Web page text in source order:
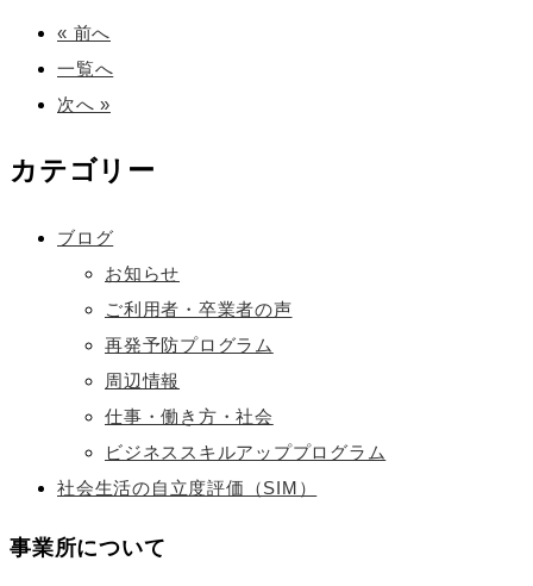
« 前へ
一覧へ
次へ »
カテゴリー
ブログ
お知らせ
ご利用者・卒業者の声
再発予防プログラム
周辺情報
仕事・働き方・社会
ビジネススキルアッププログラム
社会生活の自立度評価（SIM）
事業所について